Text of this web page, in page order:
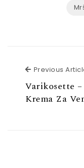
Previous
Varikosette –
Krema Za